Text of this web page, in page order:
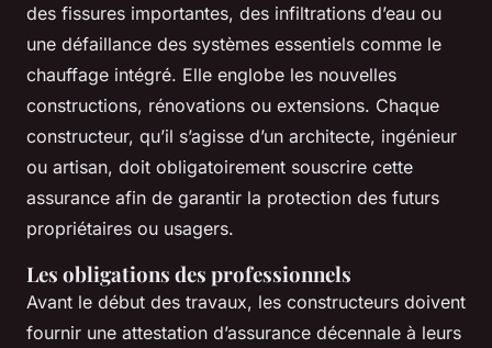
des fissures importantes, des infiltrations d’eau ou
une défaillance des systèmes essentiels comme le
chauffage intégré. Elle englobe les nouvelles
constructions, rénovations ou extensions. Chaque
constructeur, qu’il s’agisse d’un architecte, ingénieur
ou artisan, doit obligatoirement souscrire cette
assurance afin de garantir la protection des futurs
propriétaires ou usagers.
Les obligations des professionnels
Avant le début des travaux, les constructeurs doivent
fournir une attestation d’assurance décennale à leurs